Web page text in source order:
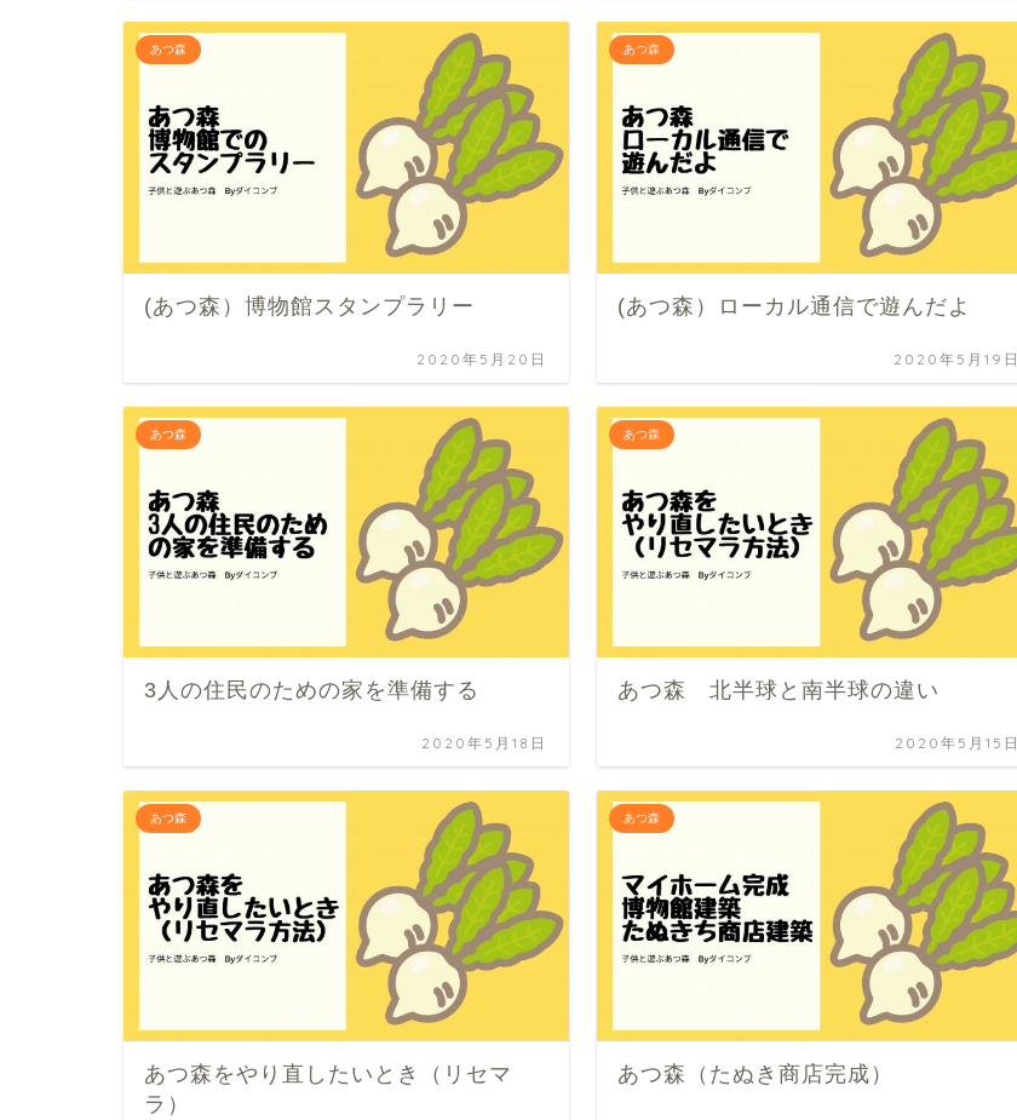
あつ森
(あつ森）博物館スタンプラリー
2020年5月20日
あつ森
(あつ森）ローカル通信で遊んだよ
2020年5月19日
あつ森
3人の住民のための家を準備する
2020年5月18日
あつ森
あつ森 北半球と南半球の違い
2020年5月15日
あつ森
あつ森をやり直したいとき（リセマ
ラ）
あつ森
あつ森（たぬき商店完成）